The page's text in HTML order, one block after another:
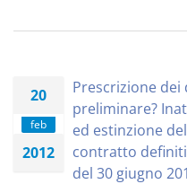
20
feb
2012
Prescrizione
preliminare?
ed estinzione
contratto
del 30 giugno